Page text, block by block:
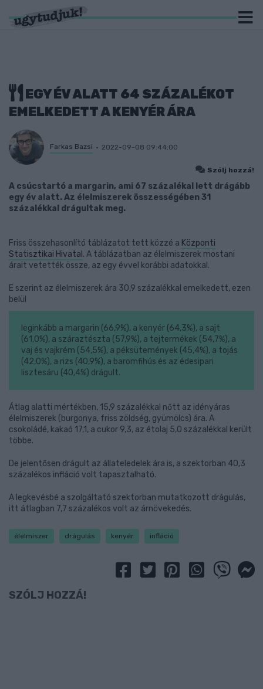
EGY ÉV ALATT 64 SZÁZALÉKOT
EMELKEDETT A KENYÉR ÁRA
Farkas Bazsi 2022-09-08 09:44:00
Szólj hozzá!
A csúcstartó a margarin, ami 67 százalékal lett drágább
egy év alatt. Az élelmiszerek összességében 31
százalékkal drágultak meg.
Friss összehasonlító táblázatot tett közzé a Központi
Statisztikai Hivatal . A táblázatban az élelmiszerek mostani
árait vetették össze, az egy évvel korábbi adatokkal.
E szerint az élelmiszerek ára 30,9 százalékkal emelkedett, ezen
belül
leginkább a margarin (66,9%), a kenyér (64,3%), a sajt
(61,0%), a száraztészta (57,9%), a tejtermékek (54,7%), a
vaj és vajkrém (54,5%), a péksütemények (45,4%), a tojás
(42,0%), a rizs (40,9%), a baromfihús és az édesipari
lisztesáru (40,4%) drágult.
Átlag alatti mértékben, 15,9 százalékkal nőtt az idényáras
élelmiszerek (burgonya, friss zöldség, gyümölcs) ára. A
csokoládé, kakaó 17,1, a cukor 9,3, az étolaj 5,0 százalékkal került
többe.
De jelentősen drágult az állateledelek ára is, a szektorban 40,3
százalékos infláció volt tapasztalható.
A legkevésbé a szolgáltató szektorban mutatkozott drágulás,
itt átlagban 7,7 százalékos volt az árnövekedés.
élelmiszer drágulás kenyér infláció
SZÓLJ HOZZÁ!